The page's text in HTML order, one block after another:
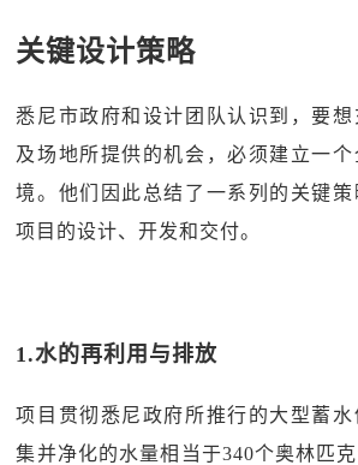
关键设计策略
悉尼市政府和设计团队认识到，要
及场地所提供的机会，必须建立一
境。他们因此总结了一系列的关键
项目的设计、开发和交付。
1.水的再利用与排放
项目贯彻悉尼政府所推行的大型蓄
集并净化的水量相当于340个奥林匹